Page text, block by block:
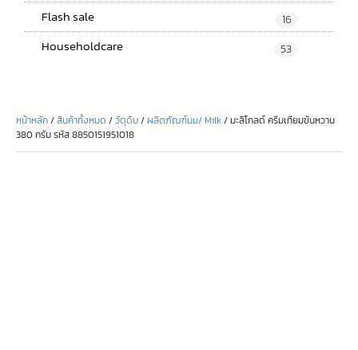
Flash sale 16
Householdcare 53
หน้าหลัก/สินค้าทั้งหมด /วัตุดิบ/ผลิตภัณฑ์นม/ Milk/ มะลิโกลด์ ครีมเทียมข้นหวาน
380 กรัม รหัส 8850151951018